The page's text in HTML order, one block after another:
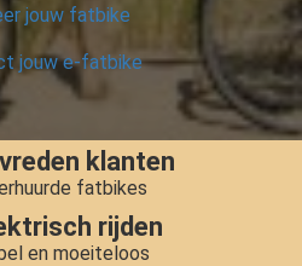
jouw fatbike
jouw e-fatbike
klanten
fatbikes
rijden
en moeiteloos